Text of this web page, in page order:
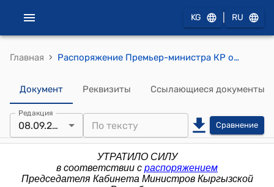
KG RU
Главная › Распоряжение Премьер-министра КР от 1 августа 2016 года № 435 (О внесении изменений в распоряжение Премьер-министра Кыргызской Республики от 15 июля 2013 года № 345)
Документ Реквизиты Ссылающиеся документы
Редакция
08.09.2023 Сравнение